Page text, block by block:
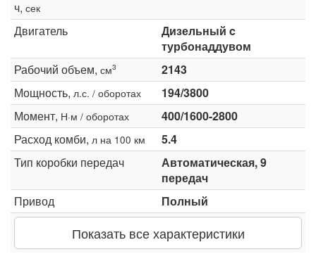
ч, сек
Двигатель
Дизельный c
турбонаддувом
Рабочий объем, см3
2143
Мощность, л.с. / оборотах
194/3800
Момент, Н·м / оборотах
400/1600-2800
Расход комби, л на 100 км
5.4
Тип коробки передач
Автоматическая, 9
передач
Привод
Полный
Показать все характеристики